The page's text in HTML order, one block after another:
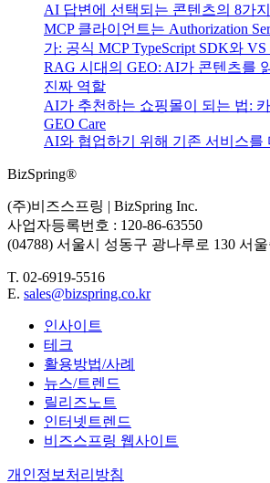
AI 답변에 선택되는 콘텐츠의 8가
MCP 클라이언트는 Authorization
가: 공식 MCP TypeScript SDK와
RAG 시대의 GEO: AI가 콘텐츠를
진짜 역할
AI가 추천하는 쇼핑몰이 되는 법:
GEO Care
AI와 협업하기 위해 기존 서비스를
BizSpring®
(주)비즈스프링 | BizSpring Inc.
사업자등록번호 : 120-86-63550
(04788) 서울시 성동구 광나루로 130 서
T. 02-6919-5516
E. sales@bizspring.co.kr
인사이트
테크
활용방법/사례
뉴스/트렌드
릴리즈노트
인터넷트렌드
비즈스프링 웹사이트
개인정보처리방침